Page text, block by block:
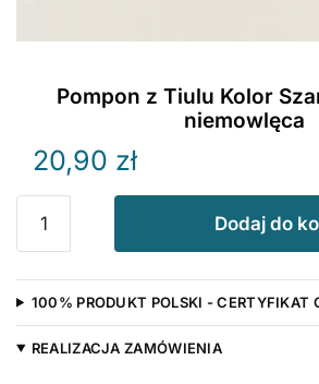
Pompon z Tiulu Kolor
niemowlęca
20,90 zł
Pompon
z
Tiulu
Kolor
Dodaj do
100% PRODUKT POLSKI - CERTYFIKAT
REALIZACJA ZAMÓWIENIA